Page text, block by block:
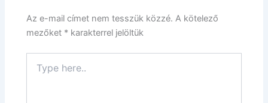
Az e-mail címet nem tesszük közzé. A kötelező
mezőket * karakterrel jelöltük
here..